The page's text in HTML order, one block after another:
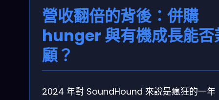
營收翻倍的背後：併購
hunger 與有機成長能否
顧？
2024 年對 SoundHound 來說是瘋狂的一年